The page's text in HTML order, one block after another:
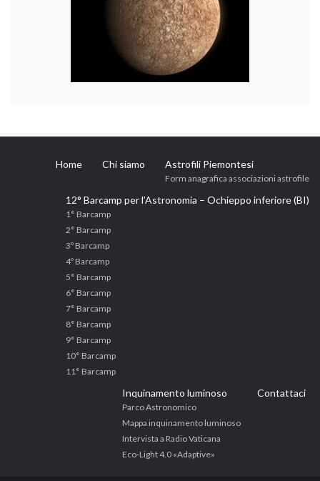
Home Chi siamo Astrofili Piemontesi
Form anagrafica associazioni astrofile
12° Barcamp per l’Astronomia – Ochieppo inferiore (BI)
1° Barcamp
2° Barcamp
3º Barcamp
4º Barcamp
5° Barcamp
6° Barcamp
7° Barcamp
8° Barcamp
9° Barcamp
10° Barcamp
11° Barcamp
Inquinamento luminoso
Parco Astronomico
Mappa inquinamento luminoso
Intervista a Radio Vaticana
Eco‐Light 4.0 «Adaptive»
Contattaci